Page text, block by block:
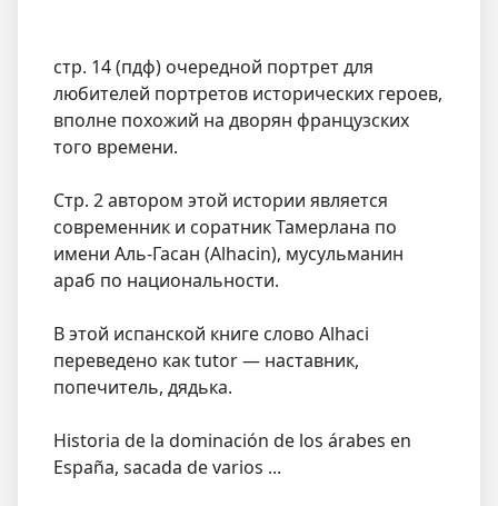
стр. 14 (пдф) очередной портрет для
любителей портретов исторических героев,
вполне похожий на дворян французских
того времени.
Стр. 2 автором этой истории является
современник и соратник Тамерлана по
имени Аль-Гасан (Alhacin), мусульманин
араб по национальности.
В этой испанской книге слово Alhaci
переведено как tutor — наставник,
попечитель, дядька.
Historia de la dominación de los árabes en
España, sacada de varios ...